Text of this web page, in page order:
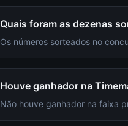
Quais foram as dezenas
Os números sorteados no
Houve ganhador na
Não houve ganhador na faixa